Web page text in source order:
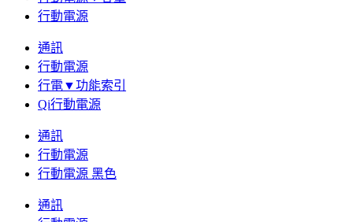
行動電源
通訊
行動電源
行電▼功能索引
Qi行動電源
通訊
行動電源
行動電源 黑色
通訊